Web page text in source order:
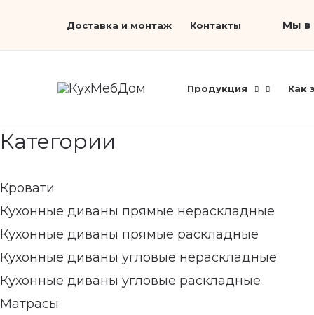
Доставка и монтаж Контакты Мы в
Продукция Как
Категории
Кровати
Кухонные диваны прямые нераскладные
Кухонные диваны прямые раскладные
Кухонные диваны угловые нераскладные
Кухонные диваны угловые раскладные
Матрасы
цена